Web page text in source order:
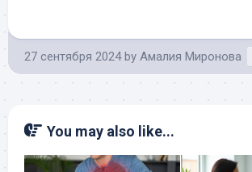
27 сентября 2024 by Амалия Миронова
You may also like...